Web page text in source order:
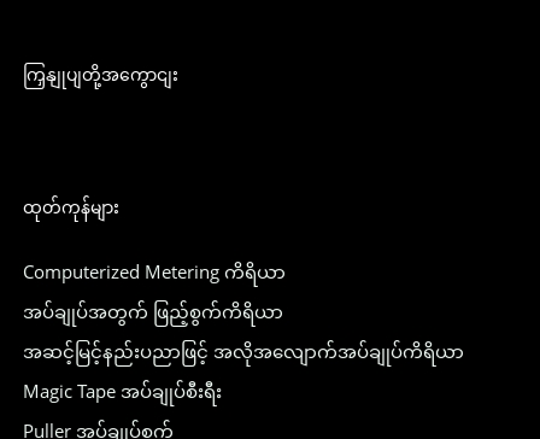
ကြှနျုပျတို့အကွောငျး
ထုတ်ကုန်များ
Computerized Metering ကိရိယာ
အပ်ချုပ်အတွက် ဖြည့်စွက်ကိရိယာ
အဆင့်မြင့်နည်းပညာဖြင့် အလိုအလျောက်အပ်ချုပ်ကိရိယာ
Magic Tape အပ်ချုပ်စီးရီး
Puller အပ်ချုပ်စက်